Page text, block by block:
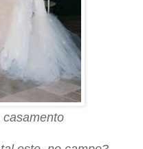
casamento